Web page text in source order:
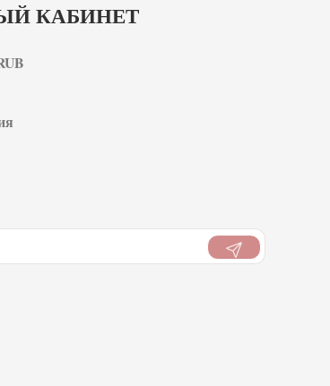
КАБИНЕТ